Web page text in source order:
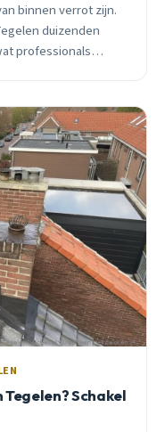
binnen verrot zijn.
duizenden
professionals
Schakel